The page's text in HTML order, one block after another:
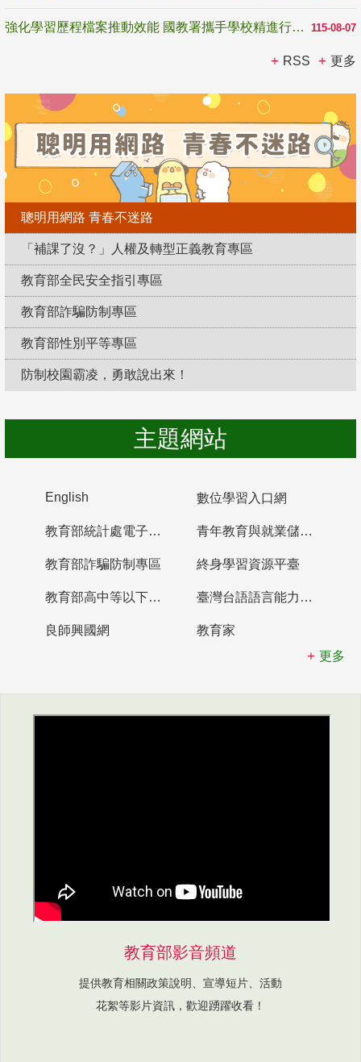
115-08-07
強化學習歷程檔案推動效能 國教署攜手學校精進行政與教學支持
RSS 更多
聰明用網路 青春不迷路
「補課了沒？」人權及轉型正義教育專區
教育部全民安全指引專區
教育部詐騙防制專區
教育部性別平等專區
防制校園霸凌，勇敢說出來！
主題網站
English 數位學習入口網
教育部統計處電子書櫃 青年教育與就業儲蓄帳戶
教育部詐騙防制專區 終身學習資源平臺
教育部高中等以下學校及幼兒園教師資格檢定考試 臺灣台語語言能力認證網站
良師興國網
教育家
更多
教育部影音頻道
提供教育相關政策說明、宣導短片、活動
花絮等影片資訊，歡迎踴躍收看！